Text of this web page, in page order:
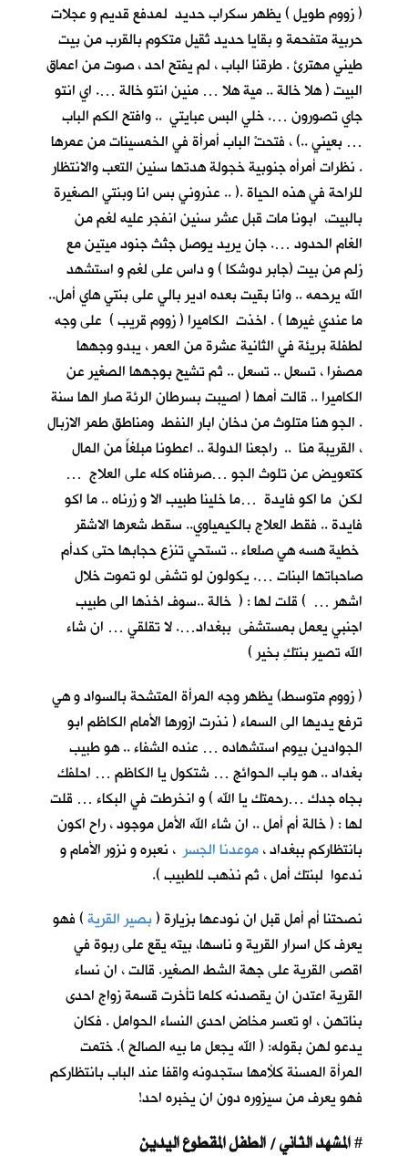
( زووم طويل ) يظهر سكراب حديد لمدفع قديم و عجلات
حربية متفحمة و بقايا حديد ثقيل متكوم بالقرب من بيت
طيني مهترئ . طرقنا الباب ، لم يفتح احد ، صوت من اعماق
البيت ( هلا خالة .. مية هلا … منين انتو خالة …. اي انتو
جاي تصورون …. خلي البس عبايتي .. وافتح الكم الباب
… بعيني ..) ، فتحتْ الباب أمرأة في الخمسينات من عمرها
. نظرات أمرأه جنوبية خجولة هدتها سنين التعب والانتظار
للراحة في هذه الحياة .( .. عذروني بس انا وبنتي الصغيرة
بالبيت، ابونا مات قبل عشر سنين انفجر عليه لغم من
الغام الحدود …. جان يريد يوصل جثث جنود ميتين مع
زلم من بيت (جابر دوشكا ) و داس على لغم و استشهد
الله يرحمه .. وانا بقيت بعده ادير بالي على بنتي هاي أمل..
ما عندي غيرها ) . اخذت الكاميرا ( زووم قريب ) على وجه
لطفلة بريئة في الثانية عشرة من العمر ، يبدو وجهها
مصفرا ، تسعل .. تسعل .. ثم تشيح بوجهها الصغير عن
الكاميرا .. قالت أمها ( اصيبت بسرطان الرئة صار الها سنة
. الجو هنا متلوث من دخان ابار النفط ومناطق طمر الازبال
، القريبة منا .. راجعنا الدولة .. اعطونا مبلغاً من المال
كتعويض عن تلوث الجو …صرفناه كله على العلاج …
لكن ما اكو فايدة …ما خلينا طبيب الا و زرناه .. ما اكو
فايدة .. فقط العلاج بالكيمياوي.. سقط شعرها الاشقر
خطية هسه هي صلعاء .. تستحي تنزع حجابها حتى كدأم
صاحباتها البنات …. يكولون لو تشفى لو تموت خلال
اشهر … ) قلت لها : ( خالة ..سوف اخذها الى طبيب
اجنبي يعمل بمستشفى ببغداد…. لا تقلقي … ان شاء
الله تصير بنتكِ بخير )
( زووم متوسط) يظهر وجه المرأة المتشحة بالسواد و هي
ترفع يديها الى السماء ( نذرت ازورها الأمام الكاظم ابو
الجوادين بيوم استشهاده … عنده الشفاء .. هو طبيب
بغداد .. هو باب الحوائج … شتكول يا الكاظم … احلفك
بجاه جدك …رحمتك يا الله ) و انخرطت في البكاء … قلت
لها : ( خالة أم أمل .. ان شاء الله الأمل موجود ، راح اكون
بانتظاركم ببغداد ،موعدنا الجسر ، نعبره و نزور الأمام و
ندعوا لبنتك أمل ، ثم نذهب للطبيب ).
نصحتنا أم أمل قبل ان نودعها بزيارة (بصير القرية) فهو
يعرف كل اسرار القرية و ناسها، بيته يقع على ربوة في
اقصى القرية على جهة الشط الصغير. قالت ، ان نساء
القرية اعتدن ان يقصدنه كلما تأخرت قسمة زواج احدى
بناتهن ، او تعسر مخاض احدى النساء الحوامل . فكان
يدعو لهن بقوله: ( الله يجعل ما بيه الصالح ). ختمت
المرأة المسنة كلأمها ستجدونه واقفا عند الباب بانتظاركم
فهو يعرف من سيزوره دون ان يخبره احد!
# المشهد الثاني / الطفل المقطوع اليدين